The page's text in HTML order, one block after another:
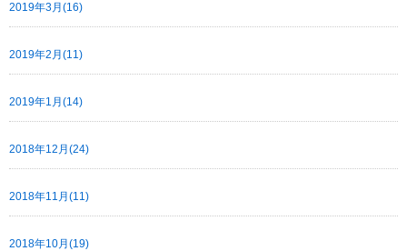
2019年3月(16)
2019年2月(11)
2019年1月(14)
2018年12月(24)
2018年11月(11)
2018年10月(19)